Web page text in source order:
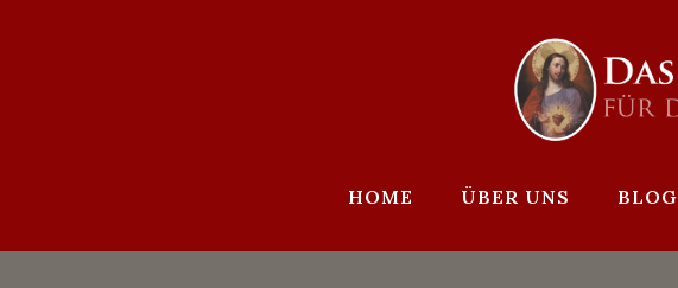
HOME ÜBER UNS BLOG